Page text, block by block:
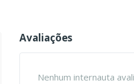
Avaliações
Nenhum internauta